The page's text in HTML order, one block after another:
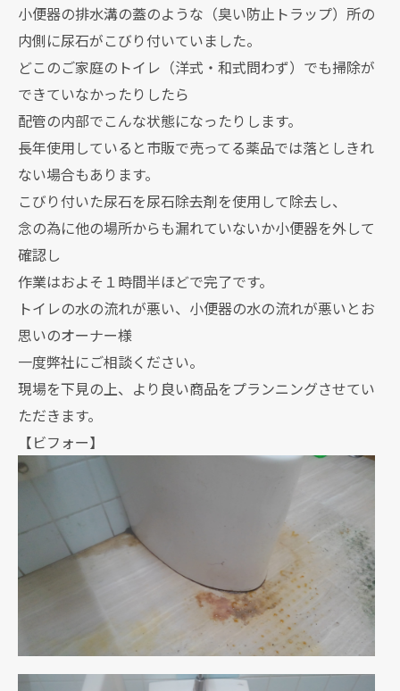
小便器の排水溝の蓋のような（臭い防止トラップ）所の
内側に尿石がこびり付いていました。
どこのご家庭のトイレ（洋式・和式問わず）でも掃除が
できていなかったりしたら
配管の内部でこんな状態になったりします。
長年使用していると市販で売ってる薬品では落としきれ
ない場合もあります。
こびり付いた尿石を尿石除去剤を使用して除去し、
念の為に他の場所からも漏れていないか小便器を外して
確認し
作業はおよそ１時間半ほどで完了です。
トイレの水の流れが悪い、小便器の水の流れが悪いとお
思いのオーナー様
一度弊社にご相談ください。
現場を下見の上、より良い商品をプランニングさせてい
ただきます。
【ビフォー】